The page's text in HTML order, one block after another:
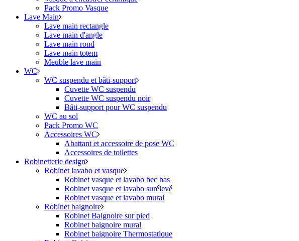
Pack Promo Vasque
Lave Main
Lave main rectangle
Lave main d'angle
Lave main rond
Lave main totem
Meuble lave main
WC
WC suspendu et bâti-support
Cuvette WC suspendu
Cuvette WC suspendu noir
Bâti-support pour WC suspendu
WC au sol
Pack Promo WC
Accessoires WC
Abattant et accessoire de pose WC
Accessoires de toilettes
Robinetterie design
Robinet lavabo et vasque
Robinet vasque et lavabo bec bas
Robinet vasque et lavabo surélevé
Robinet vasque et lavabo mural
Robinet baignoire
Robinet Baignoire sur pied
Robinet baignoire mural
Robinet baignoire Thermostatique